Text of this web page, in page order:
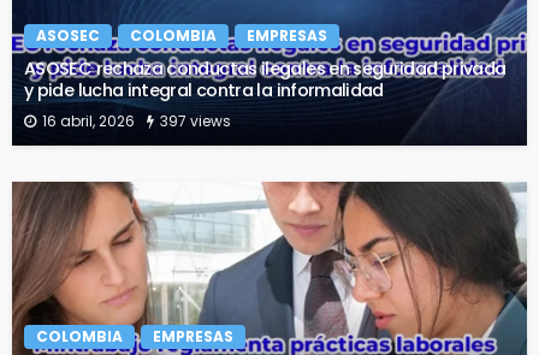
ASOSEC COLOMBIA EMPRESAS
ASOSEC rechaza conductas ilegales en seguridad privada
y pide lucha integral contra la informalidad
16 abril, 2026 397 views
COLOMBIA EMPRESAS